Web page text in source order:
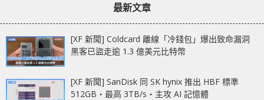
最新文章
[XF 新聞] Coldcard 離線「冷錢包」爆出致命漏洞
黑客已盜走逾 1.3 億美元比特幣
[XF 新聞] SanDisk 同 SK hynix 推出 HBF 標準
512GB‧最高 3TB/s‧主攻 AI 記憶體